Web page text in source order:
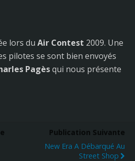
lors du Air Contest 2009. Une
pilotes se sont bien envoyés
Pagèsqui nous présente
Publication Suivante
New Era A Débarqué Au
Street Shop